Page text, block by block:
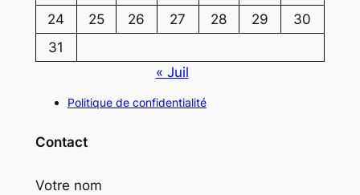
24
25 26 27 28 29
30
31
« Juil
Politique de confidentialité
Contact
Votre nom